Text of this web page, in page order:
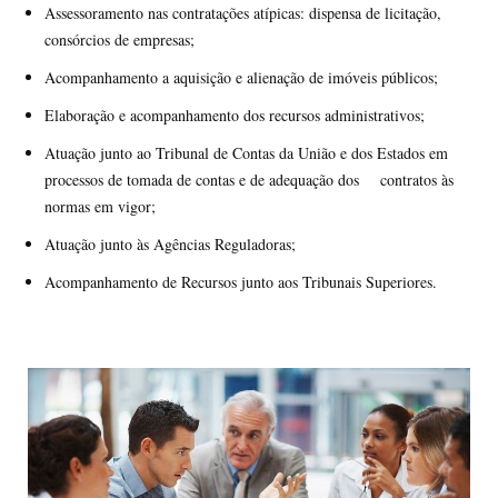
Assessoramento nas contratações atípicas: dispensa de licitação,
consórcios de empresas;
Acompanhamento a aquisição e alienação de imóveis públicos;
Elaboração e acompanhamento dos recursos administrativos;
Atuação junto ao Tribunal de Contas da União e dos Estados em
processos de tomada de contas e de adequação dos contratos às
normas em vigor;
Atuação junto às Agências Reguladoras;
Acompanhamento de Recursos junto aos Tribunais Superiores.